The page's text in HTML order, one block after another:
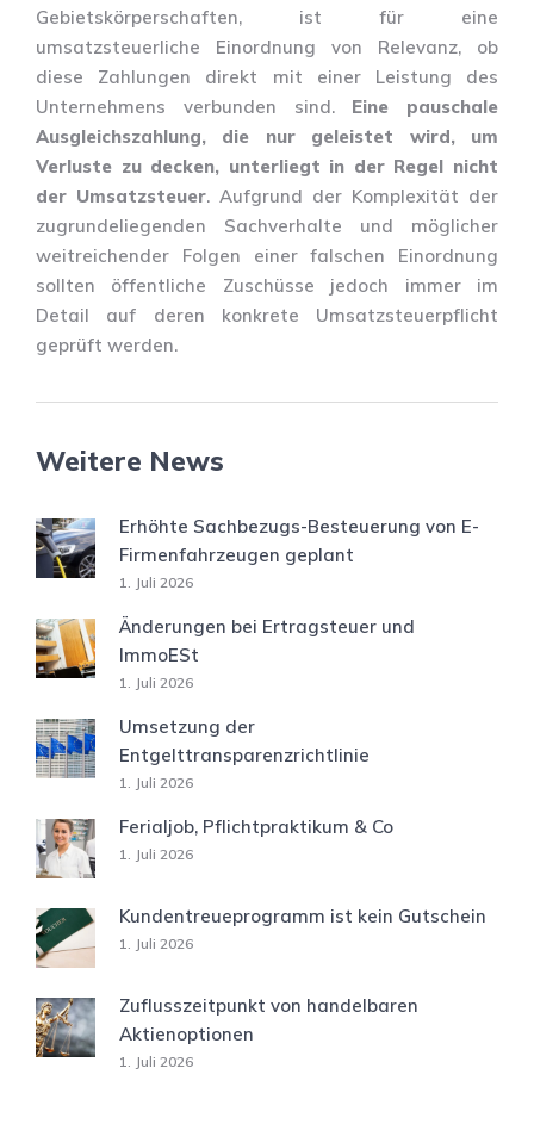
Gebietskörperschaften, ist für eine
umsatzsteuerliche Einordnung von Relevanz, ob
diese Zahlungen direkt mit einer Leistung des
Unternehmens verbunden sind. Eine pauschale
Ausgleichszahlung, die nur geleistet wird, um
Verluste zu decken, unterliegt in der Regel nicht
der Umsatzsteuer. Aufgrund der Komplexität der
zugrundeliegenden Sachverhalte und möglicher
weitreichender Folgen einer falschen Einordnung
sollten öffentliche Zuschüsse jedoch immer im
Detail auf deren konkrete Umsatzsteuerpflicht
geprüft werden.
Weitere News
Erhöhte Sachbezugs-Besteuerung von E-
Firmenfahrzeugen geplant
1. Juli 2026
Änderungen bei Ertragsteuer und
ImmoESt
1. Juli 2026
Umsetzung der
Entgelttransparenzrichtlinie
1. Juli 2026
Ferialjob, Pflichtpraktikum & Co
1. Juli 2026
Kundentreueprogramm ist kein Gutschein
1. Juli 2026
Zuflusszeitpunkt von handelbaren
Aktienoptionen
1. Juli 2026